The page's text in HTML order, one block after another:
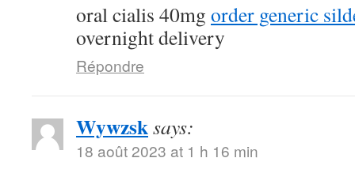
oral cialis 40mg order generic
overnight delivery
Répondre
Wywzsksays:
18 août 2023 at 1 h 16 min